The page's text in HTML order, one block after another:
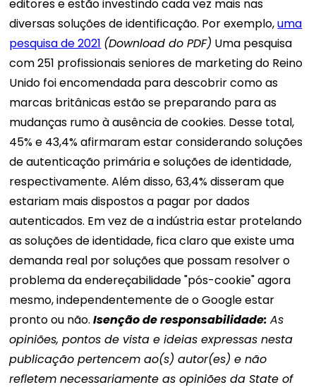
editores e estão investindo cada vez mais nas
diversas soluções de identificação. Por exemplo,uma
pesquisa de 2021 (Download do PDF) Uma pesquisa
com 251 profissionais seniores de marketing do Reino
Unido foi encomendada para descobrir como as
marcas britânicas estão se preparando para as
mudanças rumo à ausência de cookies. Desse total,
45% e 43,4% afirmaram estar considerando soluções
de autenticação primária e soluções de identidade,
respectivamente. Além disso, 63,4% disseram que
estariam mais dispostos a pagar por dados
autenticados. Em vez de a indústria estar protelando
as soluções de identidade, fica claro que existe uma
demanda real por soluções que possam resolver o
problema da endereçabilidade "pós-cookie" agora
mesmo, independentemente de o Google estar
pronto ou não. Isenção de responsabilidade:As
opiniões, pontos de vista e ideias expressas nesta
publicação pertencem ao(s) autor(es) e não
refletem necessariamente as opiniões da State of